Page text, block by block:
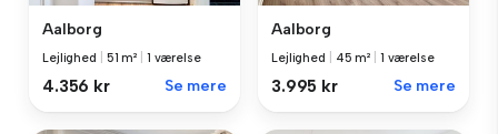
Aalborg
Lejlighed 51 m² 1 værelse
4.356 kr Se mere
Aalborg
Lejlighed 45 m² 1 værelse
3.995 kr Se mere